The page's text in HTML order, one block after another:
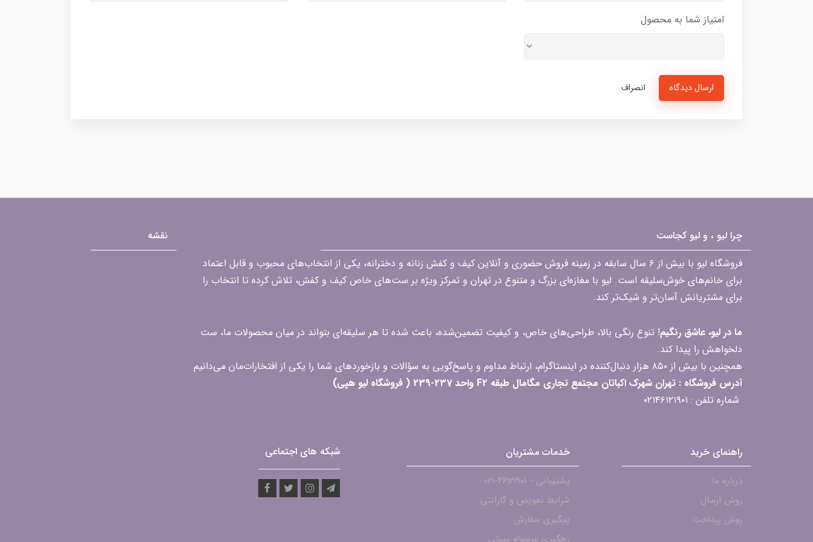
امتیاز شما به محصول
ارسال دیدگاه انصراف
چرا لیو ، و لیو کجاست
فروشگاه لیو با بیش از ۶ سال سابقه در زمینه فروش حضوری و آنلاین کیف و کفش زنانه و دخترانه، یکی از انتخاب‌های محبوب و قابل اعتماد
برای خانم‌های خوش‌سلیقه است. لیو با مغازه‌ای بزرگ و متنوع در تهران و تمرکز ویژه بر ست‌های خاص کیف و کفش، تلاش کرده تا انتخاب را
برای مشتریانش آسان‌تر و شیک‌تر کند.
ما در لیو، عاشق رنگیم! تنوع رنگی بالا، طراحی‌های خاص، و کیفیت تضمین‌شده، باعث شده تا هر سلیقه‌ای بتواند در میان محصولات ما، ست
دلخواهش را پیدا کند.
همچنین با بیش از ۸۵۰ هزار دنبال‌کننده در اینستاگرام، ارتباط مداوم و پاسخ‌گویی به سؤالات و بازخوردهای شما را یکی از افتخارات‌مان می‌دانیم
آدرس فروشگاه : تهران شهرک اکباتان مجتمع تجاری مگامال طبقه F2 واحد 237-239 ( فروشگاه لیو هپی)
شماره تلفن : ۰۲۱۴۶۱۲۱۹۰۱
نقشه
راهنمای خرید
درباره ما
روش ارسال
روش پرداخت
خدمات مشتریان
پشتیبانی - ۴۶۱۲۱۹۰۱-021
شرایط تعویض و گارانتی
پیگیری سفارش
رهگیری مرسوله پستی
شبکه های اجتماعی